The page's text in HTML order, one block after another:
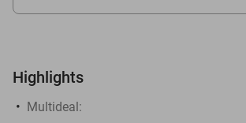
Highlights
Multideal: